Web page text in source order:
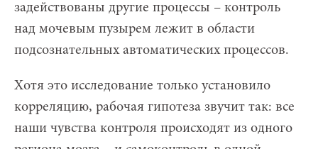
задействованы другие процессы – контроль
над мочевым пузырем лежит в области
подсознательных автоматических процессов.
Хотя это исследование только установило
корреляцию, рабочая гипотеза звучит так: все
наши чувства контроля происходят из одного